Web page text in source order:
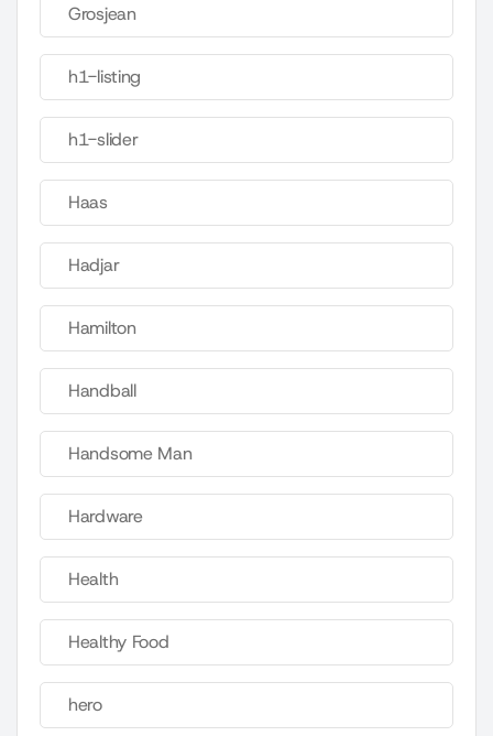
Grosjean
h1-listing
h1-slider
Haas
Hadjar
Hamilton
Handball
Handsome Man
Hardware
Health
Healthy Food
hero